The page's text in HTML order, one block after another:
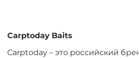
Вкус:
Carptoday Baits
Carptoday – это российский